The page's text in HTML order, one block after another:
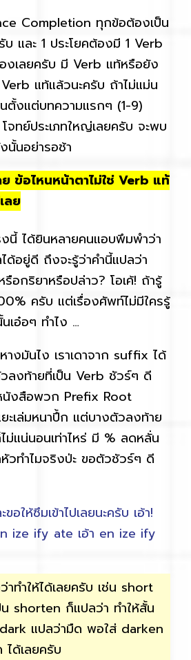
Completion ทุกข้อต้องเป็น
และ 1 ประโยคต้องมี 1 Verb
งเลยครับ มี Verb แท้หรือยัง
แท้แล้วนะครับ ถ้าไม่แม่น
ตั้งแต่บทความแรกๆ (1-9)
จทย์ประเภทใหญ่เลยครับ จะพบ
นั้นอย่ารอช้า
ข้อไหนหน้าตาไม่ใช่ Verb แท้
ลย
ได้ยินหลายคนแอบพึมพำว่า
อยู่ดี ถึงจะรู้ว่าคำนี้แปลว่า
อกริยาหรือปล่าว? โอเค้! ถ้ารู้
ครับ แต่เรื่องศัพท์ไม่มีใครรู้
เอ๋อๆ ทำไง …
มันไง เราเดาจาก suffix ได้
ลงท้ายที่เป็น Verb ชัวร์ๆ ดี
นังสือพวก Prefix Root
ะเล่มหนาปึ้ก แต่บางตัวลงท้าย
ม่แน่นอนเท่าไหร่ มี % ลดหลั่น
วทำไมจริงป่ะ ขอตัวชัวร์ๆ ดี
ให้ซึมเข้าไปเลยนะครับ เอ้า!
ize ify ate เอ้า en ize ify
าทำให้ได้เลยครับ เช่น short
shorten ก็แปลว่า ทำให้สั้น
แปลว่ามืด พอใส่ darken
ได้เลยครับ